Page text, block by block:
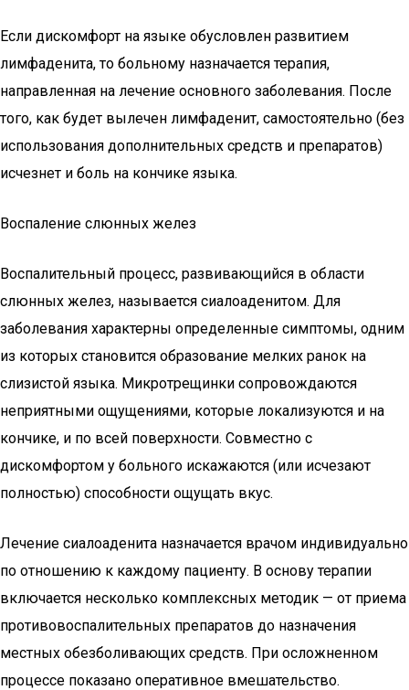
Если дискомфорт на языке обусловлен развитием
лимфаденита, то больному назначается терапия,
направленная на лечение основного заболевания. После
того, как будет вылечен лимфаденит, самостоятельно (без
использования дополнительных средств и препаратов)
исчезнет и боль на кончике языка.
Воспаление слюнных желез
Воспалительный процесс, развивающийся в области
слюнных желез, называется сиалоаденитом. Для
заболевания характерны определенные симптомы, одним
из которых становится образование мелких ранок на
слизистой языка. Микротрещинки сопровождаются
неприятными ощущениями, которые локализуются и на
кончике, и по всей поверхности. Совместно с
дискомфортом у больного искажаются (или исчезают
полностью) способности ощущать вкус.
Лечение сиалоаденита назначается врачом индивидуально
по отношению к каждому пациенту. В основу терапии
включается несколько комплексных методик — от приема
противовоспалительных препаратов до назначения
местных обезболивающих средств. При осложненном
процессе показано оперативное вмешательство.